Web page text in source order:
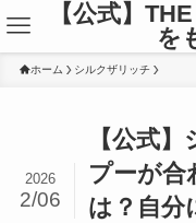
【公式】
を
ホーム シルクザリッチ
【公式
プーが合
は？自分
2026
2/06